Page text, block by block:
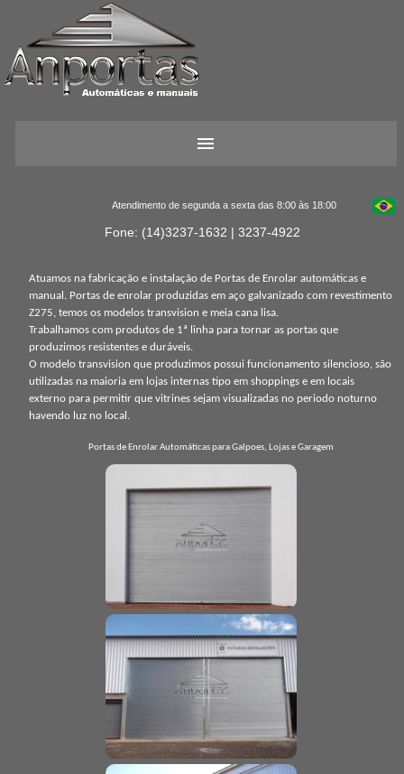
Atendimento de segunda a sexta das 8:00 às 18:00
Fone: (14)3237-1632 | 3237-4922
Atuamos na fabricação e instalação de Portas de Enrolar automáticas e
manual. Portas de enrolar produzidas em aço galvanizado com revestimento
Z275, temos os modelos transvision e meia cana lisa.
Trabalhamos com produtos de 1ª linha para tornar as portas que
produzimos resistentes e duráveis.
O modelo transvision que produzimos possui funcionamento silencioso, são
utilizadas na maioria em lojas internas tipo em shoppings e em locais
externo para permitir que vitrines sejam visualizadas no periodo noturno
havendo luz no local.
Portas de Enrolar Automáticas para Galpoes, Lojas e Garagem